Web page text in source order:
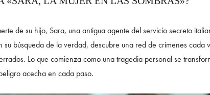
de su hijo, Sara, una antigua agente del servicio secreto
su búsqueda de la verdad, descubre una red de crímenes
Lo que comienza como una tragedia personal se
acecha en cada paso.